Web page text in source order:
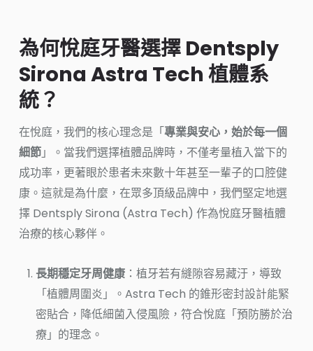
為何悅庭牙醫選擇 Dentsply
Sirona Astra Tech 植體系
統？
在悅庭，我們的核心理念是「專業與安心，始於每一個
細節」。當我們選擇植體品牌時，不僅考量植入當下的
成功率，更著眼於患者未來數十年甚至一輩子的口腔健
康。這就是為什麼，在眾多頂級品牌中，我們堅定地選
擇 Dentsply Sirona (Astra Tech) 作為悅庭牙醫植體
治療的核心夥伴。
長期穩定牙周健康：植牙若有縫隙容易藏汙，導致
「植體周圍炎」。Astra Tech 的錐形密封設計能緊
密貼合，降低細菌入侵風險，符合悅庭「預防勝於治
療」的理念。